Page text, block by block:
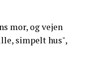
mor, og vejen
simpelt hus",